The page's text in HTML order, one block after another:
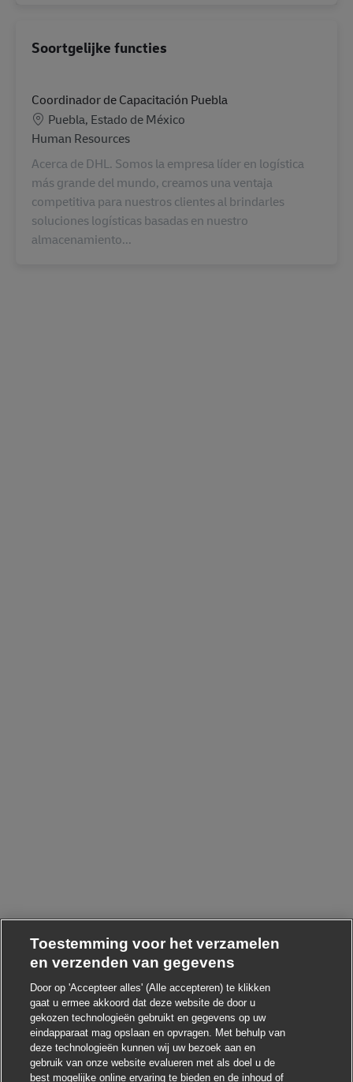
Soortgelijke functies
Coordinador de Capacitación Puebla
Locatie
Puebla, Estado de México
Categorie
Human Resources
Acerca de DHL. Somos la empresa líder en logística
más grande del mundo, creamos una ventaja
competitiva para nuestros clientes al brindarles
soluciones logísticas basadas en nuestro
almacenamiento...
Hoi ! Heb je interesse in deze baan? Chatbot-melding
Toestemming voor het verzamelen
en verzenden van gegevens
Door op 'Accepteer alles' (Alle accepteren) te klikken
gaat u ermee akkoord dat deze website de door u
gekozen technologieën gebruikt en gegevens op uw
eindapparaat mag opslaan en opvragen. Met behulp van
deze technologieën kunnen wij uw bezoek aan en
gebruik van onze website evalueren met als doel u de
best mogelijke online ervaring te bieden en de inhoud of